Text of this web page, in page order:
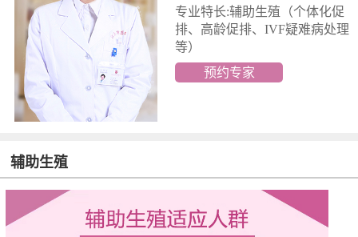
专业特长:辅助生殖 （个体化促
排、高龄促排、IVF疑难病处理
等）
预约专家
辅助生殖